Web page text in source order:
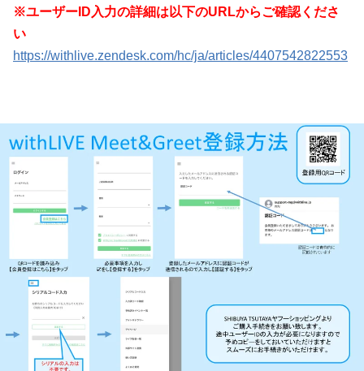
※ユーザーID入力の詳細は以下のURLからご確認くださ
い
https://withlive.zendesk.com/hc/ja/articles/4407542822553